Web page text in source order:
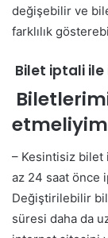
değişebilir ve
farklılık
Bilet iptali ile
– Kesintisiz bilet
az 24 saat önce
Değiştirilebilir
süresi daha da